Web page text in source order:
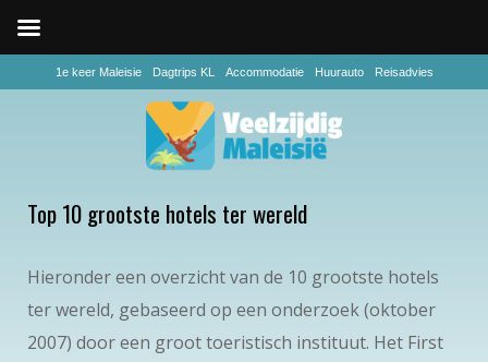
1e keer Maleisie Dagtrips KL Accommodatie Huurauto Reisadvies
Top 10 grootste hotels ter wereld
Hieronder een overzicht van de 10 grootste hotels
ter wereld, gebaseerd op een onderzoek (oktober
2007) door een groot toeristisch instituut. Het First